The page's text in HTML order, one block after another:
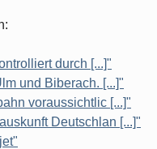
durch [...]"
und Biberach. [...]"
voraussichtlic [...]"
Deutschlan [...]"